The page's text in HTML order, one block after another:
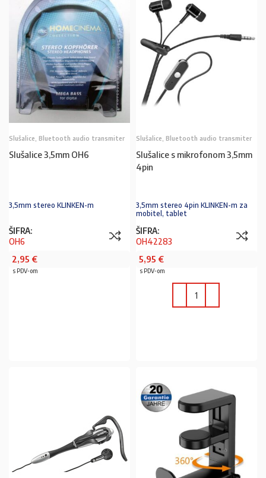
Slušalice, Bluetooth audio transmiter
Slušalice 3,5mm OH6
3,5mm stereo KLINKEN-m
ŠIFRA:
OH6
2,95 €
s PDV-om
Slušalice, Bluetooth audio transmiter
Slušalice s mikrofonom 3,5mm
4pin
3,5mm stereo 4pin KLINKEN-m za
mobitel, tablet
ŠIFRA:
OH42283
5,95 €
s PDV-om